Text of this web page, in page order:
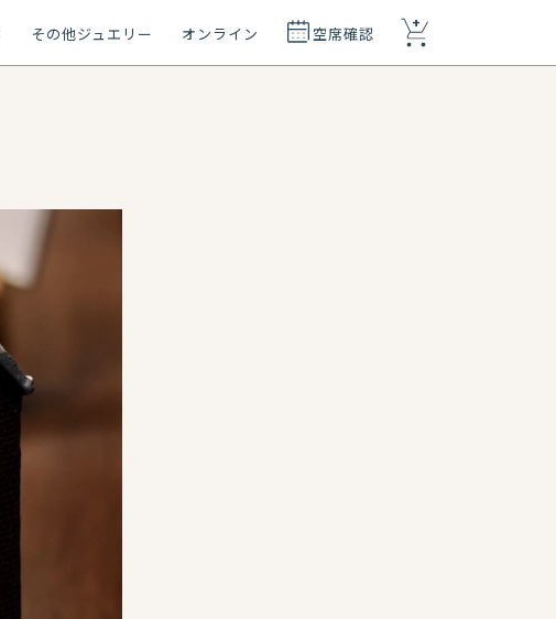
その他ジュエリー オンライン 空席確認
+